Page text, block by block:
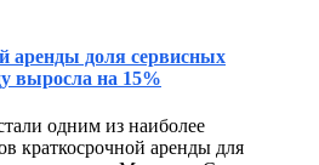
аренды доля сервисных
выросла на 15%
одним из наиболее
краткосрочной аренды для